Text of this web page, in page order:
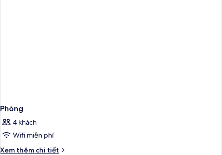
Phòng
4 khách
Wifi miễn phí
Xem thêm chi tiết
Chi